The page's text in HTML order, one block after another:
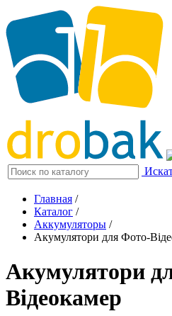
Главная /
Каталог /
Аккумуляторы /
Акумулятори для Фото-
Акумулятори
Відеокамер